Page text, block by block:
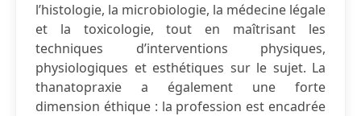
l’histologie, la microbiologie, la médecine légale
et la toxicologie, tout en maîtrisant les
techniques d’interventions physiques,
physiologiques et esthétiques sur le sujet. La
thanatopraxie a également une forte
dimension éthique : la profession est encadrée